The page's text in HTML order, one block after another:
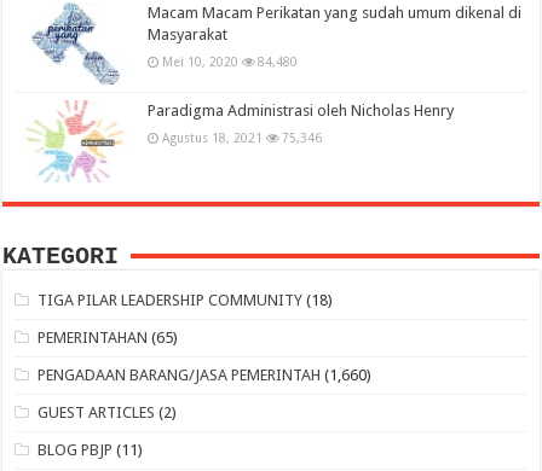
Macam Macam Perikatan yang sudah umum dikenal di
Masyarakat
Mei 10, 2020 84,480
Paradigma Administrasi oleh Nicholas Henry
Agustus 18, 2021 75,346
KATEGORI
TIGA PILAR LEADERSHIP COMMUNITY (18)
PEMERINTAHAN (65)
PENGADAAN BARANG/JASA PEMERINTAH (1,660)
GUEST ARTICLES (2)
BLOG PBJP (11)